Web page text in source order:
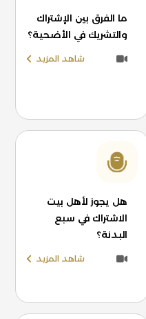
ما الفرق بين الإشتراك
والتشريك في الأضحية؟
شاهد المزيد
هل يجوز لأهل بيت
الاشتراك في سبع
البدنة؟
شاهد المزيد